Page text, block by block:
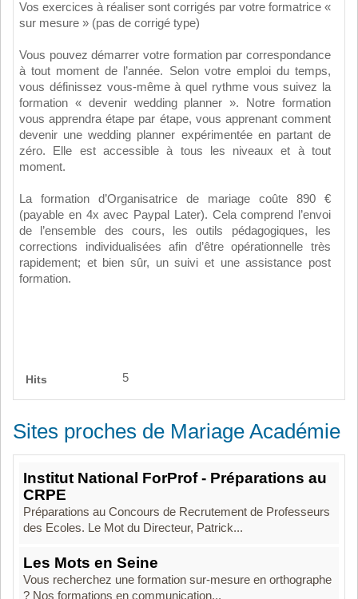
Vos exercices à réaliser sont corrigés par votre formatrice «
sur mesure » (pas de corrigé type)
Vous pouvez démarrer votre formation par correspondance
à tout moment de l’année. Selon votre emploi du temps,
vous définissez vous-même à quel rythme vous suivez la
formation « devenir wedding planner ». Notre formation
vous apprendra étape par étape, vous apprenant comment
devenir une wedding planner expérimentée en partant de
zéro. Elle est accessible à tous les niveaux et à tout
moment.
La formation d’Organisatrice de mariage coûte 890 €
(payable en 4x avec Paypal Later). Cela comprend l’envoi
de l’ensemble des cours, les outils pédagogiques, les
corrections individualisées afin d’être opérationnelle très
rapidement; et bien sûr, un suivi et une assistance post
formation.
Hits 5
Sites proches de Mariage Académie
Institut National ForProf - Préparations au
CRPE
Préparations au Concours de Recrutement de Professeurs
des Ecoles. Le Mot du Directeur, Patrick...
Les Mots en Seine
Vous recherchez une formation sur-mesure en orthographe
? Nos formations en communication...